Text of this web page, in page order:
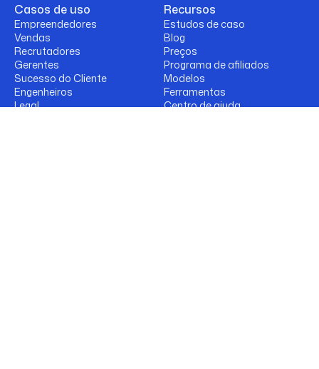
Casos de uso
Empreendedores
Vendas
Recrutadores
Gerentes
Sucesso do Cliente
Engenheiros
Legal
Recursos
Estudos de caso
Blog
Preços
Programa de afiliados
Modelos
Ferramentas
Centro de ajuda